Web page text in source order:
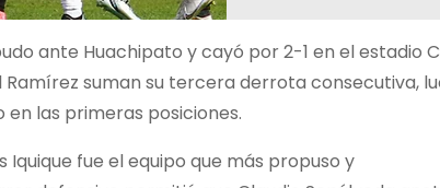
ante Huachipato y cayó por 2-1 en el estadio
Ramírez suman su tercera derrota consecutiva,
las primeras posiciones.
fue el equipo que más propuso y